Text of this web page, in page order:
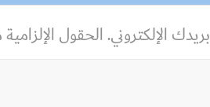
الإلكتروني.الحقول